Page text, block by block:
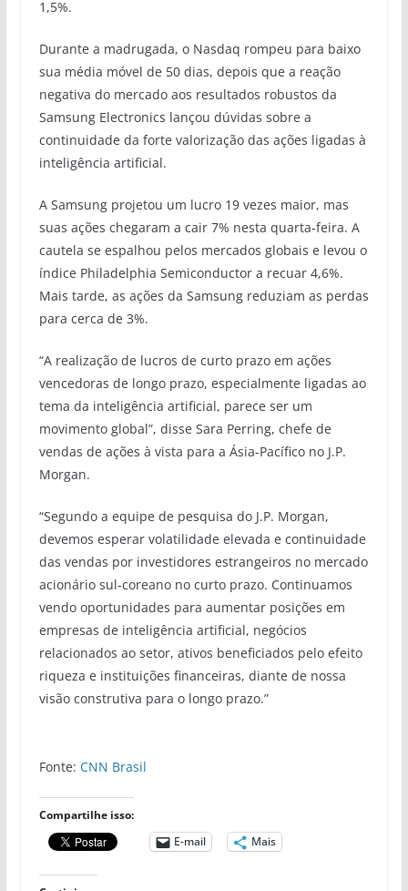
1,5%.
Durante a madrugada, o Nasdaq rompeu para baixo
sua média móvel de 50 dias, depois que a reação
negativa do mercado aos resultados robustos da
Samsung Electronics lançou dúvidas sobre a
continuidade da forte valorização das ações ligadas à
inteligência artificial.
A Samsung projetou um lucro 19 vezes maior, mas
suas ações chegaram a cair 7% nesta quarta-feira. A
cautela se espalhou pelos mercados globais e levou o
índice Philadelphia Semiconductor a recuar 4,6%.
Mais tarde, as ações da Samsung reduziam as perdas
para cerca de 3%.
“A realização de lucros de curto prazo em ações
vencedoras de longo prazo, especialmente ligadas ao
tema da inteligência artificial, parece ser um
movimento global”, disse Sara Perring, chefe de
vendas de ações à vista para a Ásia-Pacífico no J.P.
Morgan.
“Segundo a equipe de pesquisa do J.P. Morgan,
devemos esperar volatilidade elevada e continuidade
das vendas por investidores estrangeiros no mercado
acionário sul-coreano no curto prazo. Continuamos
vendo oportunidades para aumentar posições em
empresas de inteligência artificial, negócios
relacionados ao setor, ativos beneficiados pelo efeito
riqueza e instituições financeiras, diante de nossa
visão construtiva para o longo prazo.”
Fonte: CNN Brasil
Compartilhe isso:
E-mail
Mais